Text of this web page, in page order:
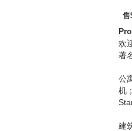
售
欢
著
公
机
建